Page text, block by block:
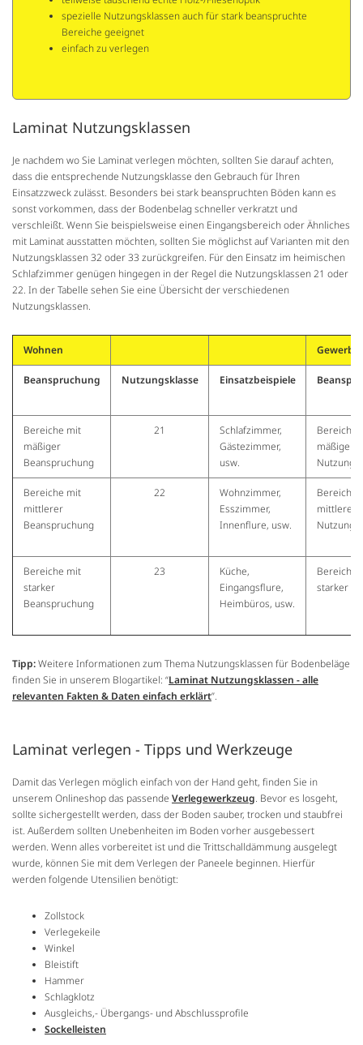
spezielle Nutzungsklassen auch für stark beanspruchte
Bereiche geeignet
einfach zu verlegen
Laminat Nutzungsklassen
Je nachdem wo Sie Laminat verlegen möchten, sollten Sie darauf achten,
dass die entsprechende Nutzungsklasse den Gebrauch für Ihren
Einsatzzweck zulässt. Besonders bei stark beanspruchten Böden kann es
sonst vorkommen, dass der Bodenbelag schneller verkratzt und
verschleißt. Wenn Sie beispielsweise einen Eingangsbereich oder Ähnliches
mit Laminat ausstatten möchten, sollten Sie möglichst auf Varianten mit den
Nutzungsklassen 32 oder 33 zurückgreifen. Für den Einsatz im heimischen
Schlafzimmer genügen hingegen in der Regel die Nutzungsklassen 21 oder
22. In der Tabelle sehen Sie eine Übersicht der verschiedenen
Nutzungsklassen.
Wohnen
Beanspruchung Nutzungsklasse Einsatzbeispiele
Bereiche mit
mäßiger
Beanspruchung
21
Schlafzimmer,
Gästezimmer,
usw.
Bereiche
mäßiger
Nutzung
Bereiche mit
mittlerer
Beanspruchung
22
Wohnzimmer,
Esszimmer,
Innenflure, usw.
Bereiche
mittlerer
Nutzung
Bereiche mit
starker
Beanspruchung
23
Küche,
Eingangsflure,
Heimbüros, usw.
Bereiche
starker
Tipp:Weitere Informationen zum Thema Nutzungsklassen für Bodenbeläge
finden Sie in unserem Blogartikel: “Laminat Nutzungsklassen - alle
relevanten Fakten & Daten einfach erklärt”.
Laminat verlegen - Tipps und Werkzeuge
Damit das Verlegen möglich einfach von der Hand geht, finden Sie in
unserem Onlineshop das passende Verlegewerkzeug. Bevor es losgeht,
sollte sichergestellt werden, dass der Boden sauber, trocken und staubfrei
ist. Außerdem sollten Unebenheiten im Boden vorher ausgebessert
werden. Wenn alles vorbereitet ist und die Trittschalldämmung ausgelegt
wurde, können Sie mit dem Verlegen der Paneele beginnen. Hierfür
werden folgende Utensilien benötigt:
Zollstock
Verlegekeile
Winkel
Bleistift
Hammer
Schlagklotz
Ausgleichs,- Übergangs- und Abschlussprofile
Sockelleisten